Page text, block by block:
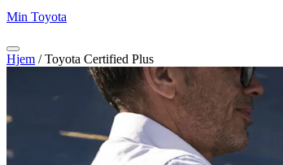
Min Toyota
Hjem /Toyota Certified Plus